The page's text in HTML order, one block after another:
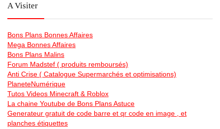
A Visiter
Bons Plans Bonnes Affaires
Mega Bonnes Affaires
Bons Plans Malins
Forum Madstef ( produits remboursés)
Anti Crise ( Catalogue Supermarchés et optimisations)
PlaneteNumérique
Tutos Videos Minecraft & Roblox
La chaine Youtube de Bons Plans Astuce
Generateur gratuit de code barre et qr code en image , et
planches étiquettes